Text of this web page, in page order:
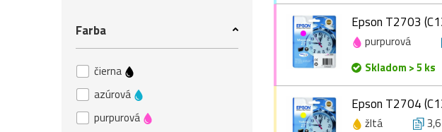
Farba
čierna
azúrová
purpurová
Epson T2703
purpurová
Skladom > 5 ks
Epson T2704
žltá